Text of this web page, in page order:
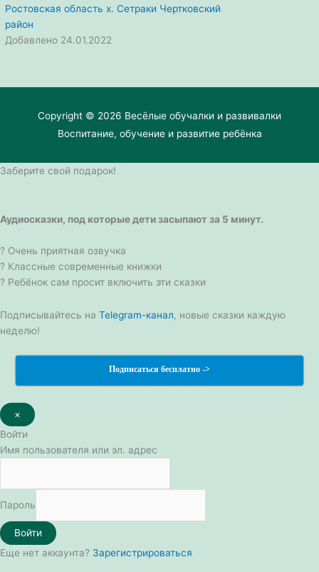
Ростовская область х. Сетраки Чертковский
район
Добавлено 24.01.2022
Copyright © 2026 Весёлые обучалки и развивалки
Воспитание, обучение и развитие ребёнка
Заберите свой подарок!
Аудиосказки, под которые дети засыпают за 5 минут.
? Очень приятная озвучка
? Классные современные книжки
? Ребёнок сам просит включить эти сказки
Подписывайтесь на Telegram-канал, новые сказки каждую
неделю!
Подписаться бесплатно ->
×
Войти
Имя пользователя или эл. адрес
Пароль
Войти
Еще нет аккаунта? Зарегистрироваться